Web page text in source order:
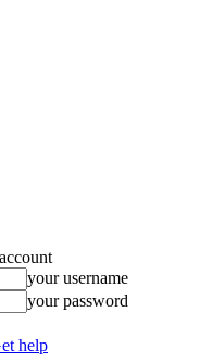
your username
your password
help